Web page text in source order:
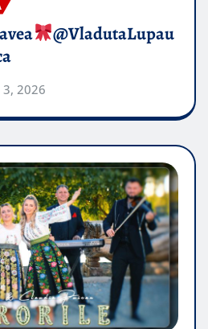
​@VladutaLupau
3, 2026